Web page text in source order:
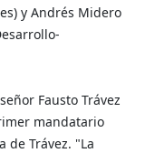
y Andrés Midero
Fausto Trávez
mandatario
de Trávez. "La